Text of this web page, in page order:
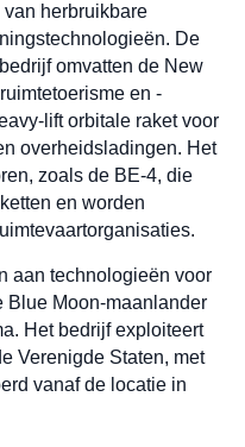
herbruikbare
De
omvatten de New
en -
lift orbitale raket voor
overheidsladingen. Het
zoals de BE-4, die
en worden
aan technologieën voor
Blue Moon-maanlander
Het bedrijf exploiteert
Verenigde Staten, met
vanaf de locatie in